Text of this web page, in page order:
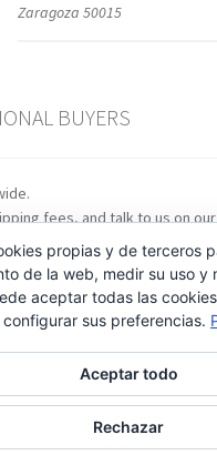
Zaragoza 50015
BUYERS
fees, and talk to us on
propias y de terceros
de la web, medir su uso y
aceptar todas las
configurar sus preferencias.
Aceptar todo
Rechazar